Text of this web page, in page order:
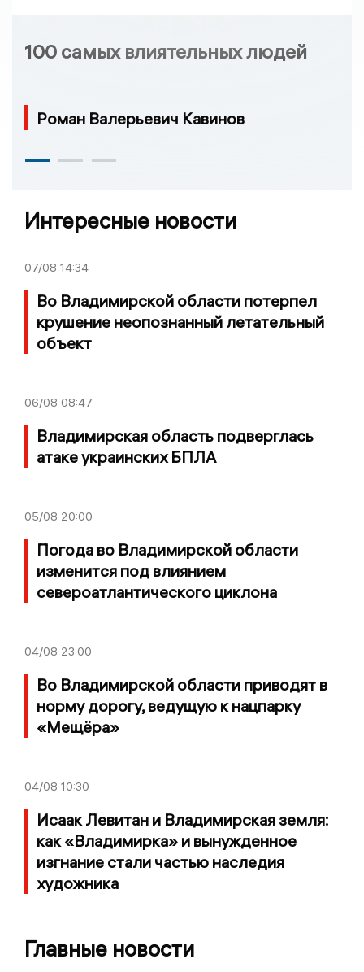
100 самых влиятельных людей
Роман Валерьевич Кавинов
Интересные новости
07/08 14:34
Во Владимирской области потерпел
крушение неопознанный летательный
объект
06/08 08:47
Владимирская область подверглась
атаке украинских БПЛА
05/08 20:00
Погода во Владимирской области
изменится под влиянием
североатлантического циклона
04/08 23:00
Во Владимирской области приводят в
норму дорогу, ведущую к нацпарку
«Мещёра»
04/08 10:30
Исаак Левитан и Владимирская земля:
как «Владимирка» и вынужденное
изгнание стали частью наследия
художника
Главные новости